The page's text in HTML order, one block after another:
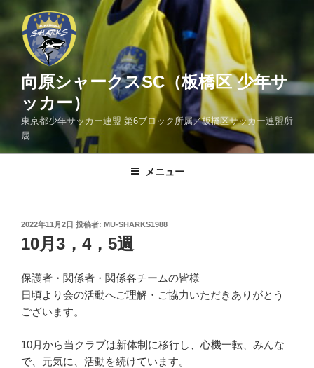
ン
ッ
向原シャークスSC（板橋区 少年サ
ッカー）
東京都少年サッカー連盟 第6ブロック所属／板橋区サッカー連盟所
属
メニュー
投
稿
日:
2022年11月2日 投稿者: MU-SHARKS1988
10月3，4，5週
保護者・関係者・関係各チームの皆様
日頃より会の活動へご理解・ご協力いただきありがとう
ございます。
10月から当クラブは新体制に移行し、心機一転、みんな
で、元気に、活動を続けています。